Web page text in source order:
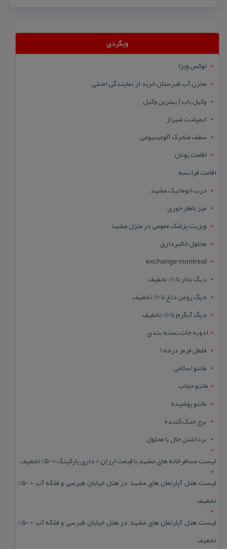
وبگردی
لوکس ویزا
مخزن آب طبرستان خرید از نمایندگی اصلی
وکیل یاب | بهترین وکیل
ایمپلنت شیراز
سقف متحرک آلومینیومی
اقامت یونان
اقامت فرانسه
درب اتوماتیک مشهد
میز ناهار خوری
ویزیت پزشک عمومی در منزل مشهد
محلول خالبرداری
exchange montreal
دیگ بخار تا 10% تخفیف
دیگ روغن داغ تا 10% تخفیف
دیگ آبگرم تا 10% تخفیف
ادویه جات بسته بندی
فلفل قرمز درجه 1
مانتو اسلامی
مانتو حجاب
مانتو پوشیده
برج خنک کننده
برداشتن خال با محلول
لیست مسافرخانه های مشهد با قیمت ارزان + داری پارکینگ + 50% تخفیف
لیست هتل آپارتمان های مشهد در هتل خیابان طبرسی و فلکه آب + 50%
تخفیف
لیست هتل آپارتمان های مشهد در هتل خیابان طبرسی و فلکه آب + 50%
تخفیف